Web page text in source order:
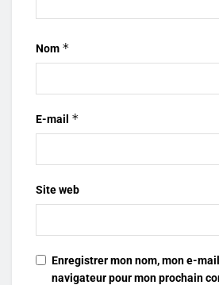
Nom *
E-mail *
Site web
Enregistrer mon nom, mon e-
navigateur pour mon prochain